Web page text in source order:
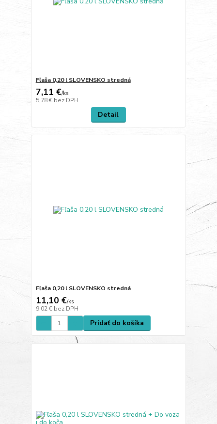
Fľaša 0,20 l SLOVENSKO stredná
7,11 €/ks
5,78 € bez DPH
Detail
Fľaša 0,20 l SLOVENSKO stredná
11,10 €/ks
9,02 € bez DPH
Pridať do košíka